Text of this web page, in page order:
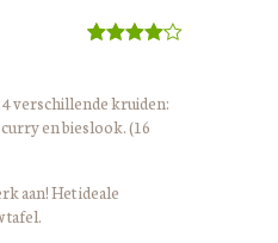
of 5
based on
custome
verschillende kruiden:
en bieslook. (16
aan! Het ideale
tafel.